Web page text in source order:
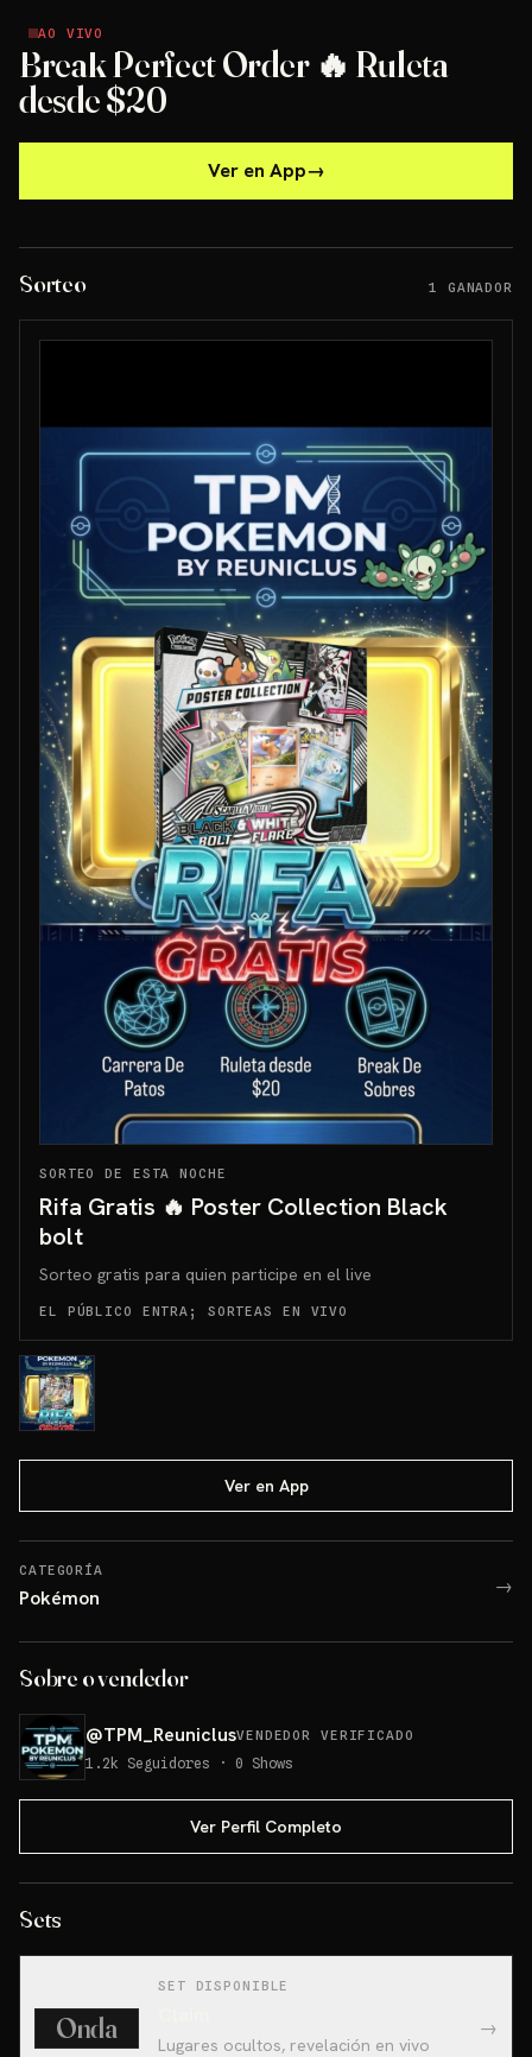
AO VIVO
AO VIVO
Break Perfect Order 🔥 Ruleta
desde $20
Ver en App→
Sorteo 1 GANADOR
SORTEO DE ESTA NOCHE
Rifa Gratis 🔥 Poster Collection Black
bolt
Sorteo gratis para quien participe en el live
EL PÚBLICO ENTRA; SORTEAS EN VIVO
Ver en App
CATEGORÍA
Pokémon →
Sobre o vendedor
@TPM_ReuniclusVENDEDOR VERIFICADO
1.2k Seguidores · 0 Shows
Ver Perfil Completo
Sets
Onda
SET DISPONIBLE
Lugares ocultos, revelación en vivo
→